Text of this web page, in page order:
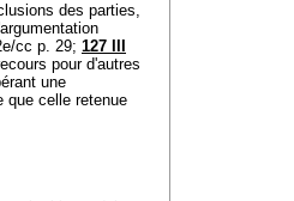
des parties,
cc p. 29; 127 III
pour d'autres
une
que celle retenue